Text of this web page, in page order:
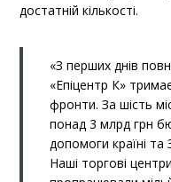
достатній кількості.
«З перших днів
«Епіцентр К»
фронти. За шість
понад 3 млрд грн
допомоги країні
Наші торгові